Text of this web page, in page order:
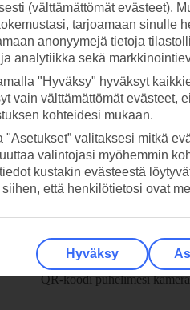
TUI-sovellus nyt!
Lataa sovellus kätevästi
QR-koodi puhelimesi
(välttämättömät evästeet).
tarjoamaan sinulle
anonyymejä tietoja
analytiikka sekä
"Hyväksy" hyväksyt
vain välttämättömät evästeet,
kohteidesi mukaan.
"Asetukset” valitaksesi mitkä
valintojasi myöhemmin
kustakin evästeestä
siihen, että henkilötietosi ovat
Hyväksy